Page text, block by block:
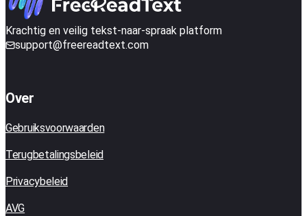
Krachtig en veilig tekst-naar-spraak platform
support@freereadtext.com
Over
Gebruiksvoorwaarden
Terugbetalingsbeleid
Privacybeleid
AVG